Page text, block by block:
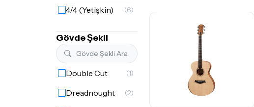
4/4 (Yetişkin) (6)
Gövde Şekli
Double Cut (1)
Dreadnought (2)